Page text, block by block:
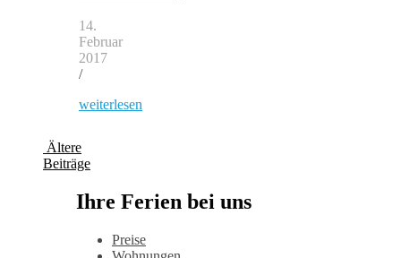
14.
Februar
2017
/
weiterlesen
Ältere
Beiträge
Ihre Ferien bei uns
Preise